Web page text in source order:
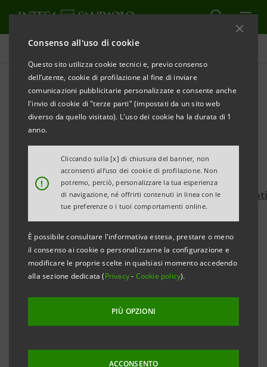
Consenso all'uso di cookie
Questo sito utilizza cookie tecnici e, previo consenso
dell’utente, cookie di profilazione al fine di inviare
comunicazioni pubblicitarie personalizzate e consente anche
l'invio di cookie di "terze parti" (impostati da un sito web
diverso da quello visitato). L'uso dei cookie ha la durata di 1
anno.
!
Cliccando sulla [x] di chiusura del banner, non
acconsenti all’uso dei cookie di profilazione. Non
potremo, perciò, personalizzare la tua esperienza
di navigazione, né offrirti contenuti in linea con le
tue preferenze o i tuoi comportamenti online.
È possibile consultare l'informativa estesa, prestare o meno
il consenso ai cookie o personalizzarne la configurazione e
modificare le proprie scelte in qualsiasi momento accedendo
alla sezione dedicata (Privacy- Cookie policy).
PIÙ OPZIONI
ACCONSENTO
Comunicati stampa
STAMPA AGGIORNA
INTESA SANPAOLO SOSTIENE IL PROGETTO “ORTO,
CUCINA E COMUNITÀ”
Si può donare sul sito web diFor Funding–Formula
https://www.forfunding.intesasanpaolo.com/
ISP/nav/progetto/orto-cucina
·Il progetto vuole realizzare un bistrot sociale a
“metro 0”
all’interno del complesso “La Nuova
Fornace” in provincia di Perugia per offrire lavoro e
occasioni di socialità a persone e famiglie in
situazioni di fragilità.